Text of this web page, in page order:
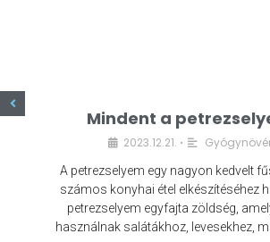
Mindent a
2023.12.21. •
A petrezselyem egy nagyon kedvelt
számos konyhai étel elkészítéséhez
petrezselyem egyfajta zöldség,
használnak salátákhoz, levesekhez,